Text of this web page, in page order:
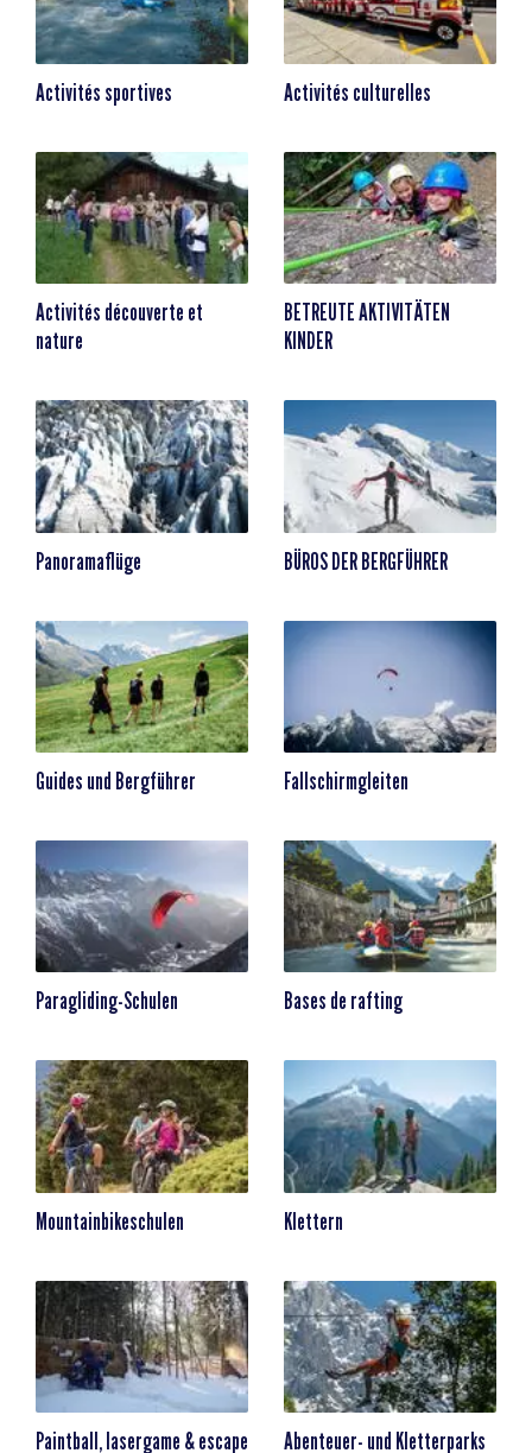
Activités sportives Activités culturelles
Activités découverte et
nature
BETREUTE AKTIVITÄTEN
KINDER
Panoramaflüge BÜROS DER BERGFÜHRER
Guides und Bergführer Fallschirmgleiten
Paragliding-Schulen Bases de rafting
Mountainbikeschulen Klettern
Paintball, lasergame & escape
Abenteuer- und Kletterparks